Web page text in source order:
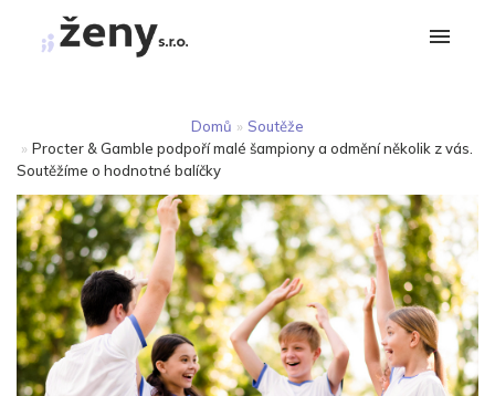
Domů » Soutěže
» Procter & Gamble podpoří malé šampiony a odmění několik z vás.
Soutěžíme o hodnotné balíčky